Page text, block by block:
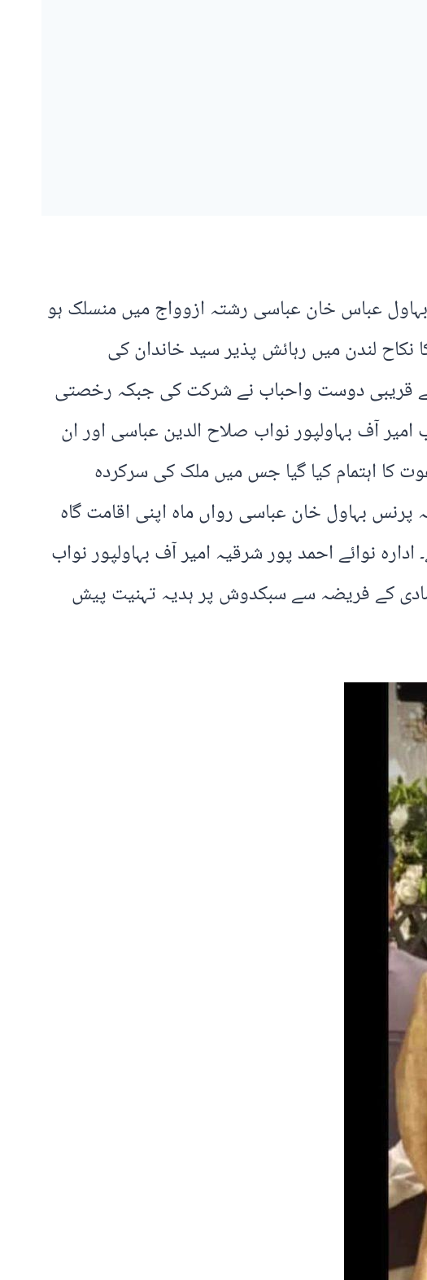
عباس خان عباسی رشتہ ازوواج میں منسلک ہو
لندن میں رہائش پذیر سید خاندان کی
کے قریبی دوست واحباب نے شرکت کی جبکہ رخصتی
آف بہاولپور نواب صلاح الدین عباسی اور ان
کا اہتمام کیا گیا جس میں ملک کی سرکردہ
بہاول خان عباسی رواں ماہ اپنی اقامت گاہ
نوائے احمد پور شرقیہ امیر آف بہاولپور نواب
کے فریضہ سے سبکدوش پر ہدیہ تہنیت پیش